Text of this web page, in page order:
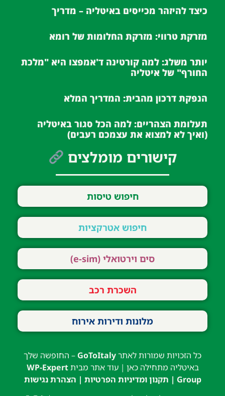
כיצד להיזהר מכייסים באיטליה – מדריך
מזרקת טרווי: מזרקת החלומות של רומא
יותר משלג: למה קורטינה ד'אמפצו היא "מלכת
החורף" של איטליה
הנפקת דרכון מהבית: המדריך המלא
תעלומת הצהריים: למה הכל סגור באיטליה
(ואיך לא למצוא את עצמכם רעבים)
קישורים מומלצים
חיפוש טיסות
חיפוש אטרקציות
סים וירטואלי (e-sim)
השכרת רכב
מלונות ודירות אירוח
כל הזכויות שמורות לאתרGoToItaly– החופשה שלך
באיטליה מתחילה כאן | עוד אתר מביתWP-Expert
Group
| תקנון ומדיניות הפרטיות | הצהרת נגישות